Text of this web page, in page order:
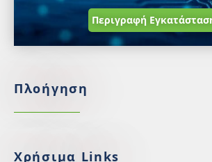
Περιγραφή
Πλοήγηση
Χρήσιμα Links